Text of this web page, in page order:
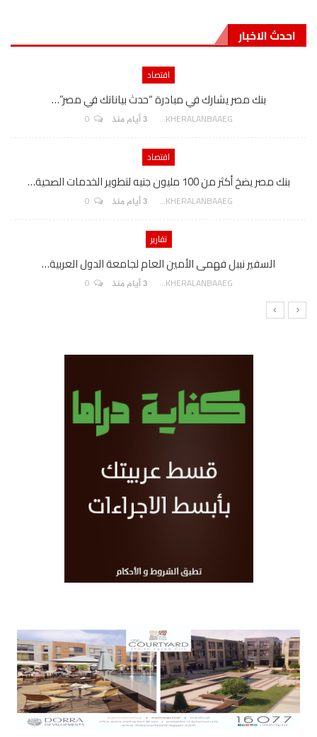
احدث الاخبار
اقتصاد
بنك مصر يشارك في مبادرة “حدث بياناتك في مصر”…
AKHERALANBAAEG 3 أيام منذ
اقتصاد
بنك مصر يضخ أكثر من 100 مليون جنيه لتطوير الخدمات الصحية…
AKHERALANBAAEG 3 أيام منذ
تقارير
السفير نببل فهمى الأمين العام لجامعة الدول العربية…
AKHERALANBAAEG 3 أيام منذ